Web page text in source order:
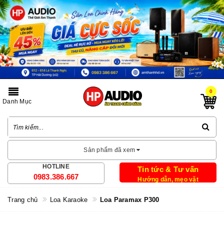
0
Danh Mục
Sản phẩm đã xem
HOTLINE
0983.386.667
Tin tức & Tư vấn
Hướng dẫn, mẹo vặt
Trang chủ Loa Karaoke Loa Paramax P300